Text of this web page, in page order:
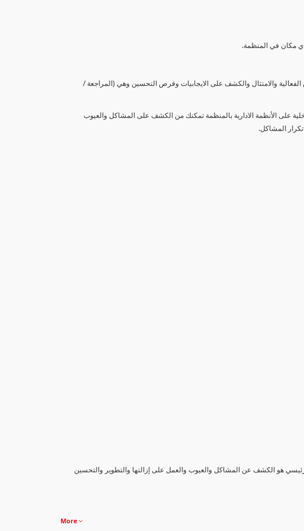
مكان في المنظمة.
والامتثال والكشف على الايجابيات وفرص التحسين وهي (المراجعة /
على الأنظمة الادارية بالمنظمة تمكنك من الكشف على المشاكل والعيوب
المشاكل.
هو الكشف عن المشاكل والعيوب والعمل على إزالتها والتطوير والتحسين
More